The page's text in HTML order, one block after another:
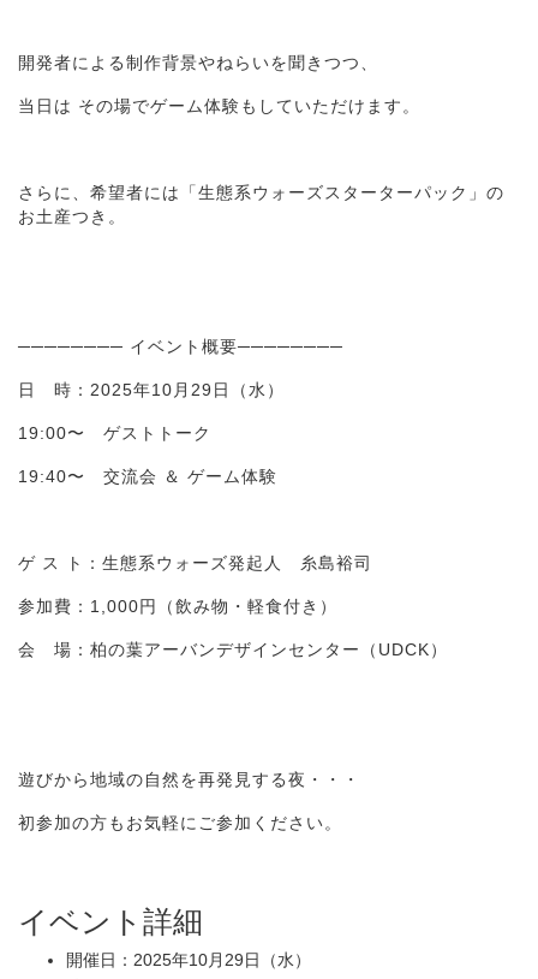
開発者による制作背景やねらいを聞きつつ、
当日は その場でゲーム体験もしていただけます。
さらに、希望者には「生態系ウォーズスターターパック」の
お土産つき。
──────── イベント概要────────
日 時：2025年10月29日（水）
19:00〜 ゲストトーク
19:40〜 交流会 ＆ ゲーム体験
ゲ ス ト：生態系ウォーズ発起人 糸島裕司
参加費：1,000円（飲み物・軽食付き）
会 場：柏の葉アーバンデザインセンター（UDCK）
遊びから地域の自然を再発見する夜・・・
初参加の方もお気軽にご参加ください。
イベント詳細
開催日：2025年10月29日（水）